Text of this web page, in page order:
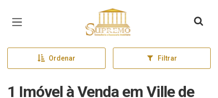
Página inicial
Ordenar Filtrar
1 Imóvel à Venda em Ville de